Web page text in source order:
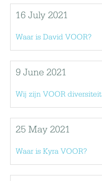
16 July 2021
Waar is David VOOR?
9 June 2021
Wij zijn VOOR diversiteit
25 May 2021
Waar is Kyra VOOR?